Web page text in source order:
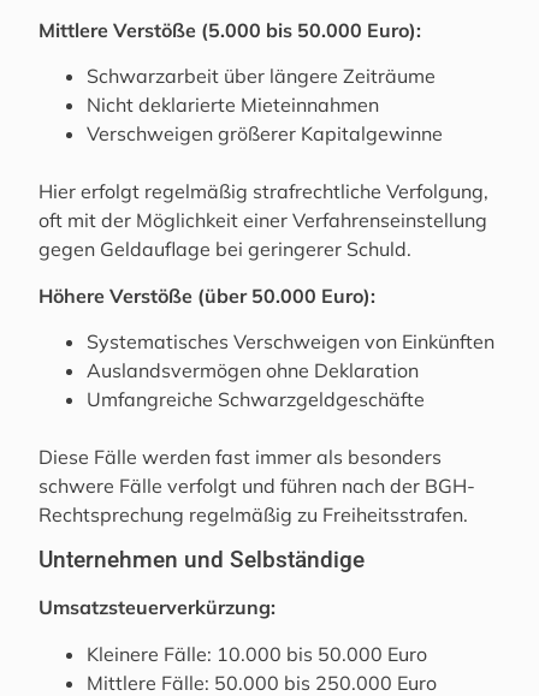
Mittlere Verstöße (5.000 bis 50.000 Euro):
Schwarzarbeit über längere Zeiträume
Nicht deklarierte Mieteinnahmen
Verschweigen größerer Kapitalgewinne
Hier erfolgt regelmäßig strafrechtliche Verfolgung,
oft mit der Möglichkeit einer Verfahrenseinstellung
gegen Geldauflage bei geringerer Schuld.
Höhere Verstöße (über 50.000 Euro):
Systematisches Verschweigen von Einkünften
Auslandsvermögen ohne Deklaration
Umfangreiche Schwarzgeldgeschäfte
Diese Fälle werden fast immer als besonders
schwere Fälle verfolgt und führen nach der BGH-
Rechtsprechung regelmäßig zu Freiheitsstrafen.
Unternehmen und Selbständige
Umsatzsteuerverkürzung:
Kleinere Fälle: 10.000 bis 50.000 Euro
Mittlere Fälle: 50.000 bis 250.000 Euro